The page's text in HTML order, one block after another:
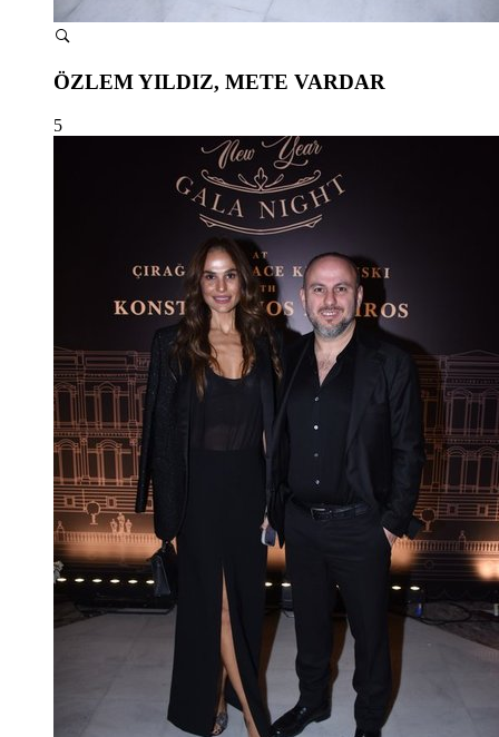
ÖZLEM YILDIZ, METE VARDAR
5